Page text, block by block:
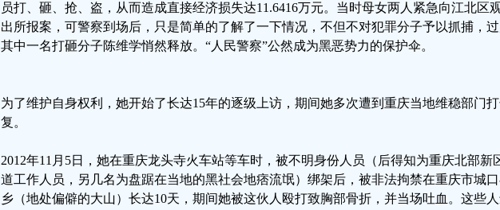
员打、砸、抢、盗，从而造成直接经济损失达11.6416万元。当时母女两人紧急向江北区
出所报案，可警察到场后，只是简单的了解了一下情况，不但不对犯罪分子予以抓捕，
其中一名打砸分子陈维学悄然释放。“人民警察”公然成为黑恶势力的保护伞。
为了维护自身权利，她开始了长达15年的逐级上访，期间她多次遭到重庆当地维稳部门
复。
2012年11月5日，她在重庆龙头寺火车站等车时，被不明身份人员（后得知为重庆北部新
道工作人员，另几名为盘踞在当地的黑社会地痞流氓）绑架后，被非法拘禁在重庆市城
乡（地处偏僻的大山）长达10天，期间她被这伙人殴打致胸部骨折，并当场吐血。这些